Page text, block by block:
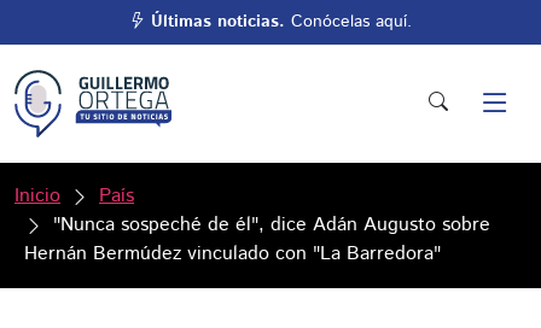
Últimas noticias. Conócelas aquí.
Inicio
País
"Nunca sospeché de él", dice Adán Augusto sobre
Hernán Bermúdez vinculado con "La Barredora"